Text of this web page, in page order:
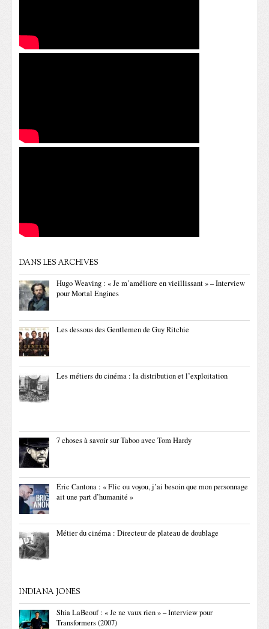
DANS LES ARCHIVES
Hugo Weaving : « Je m’améliore en vieillissant » – Interview
pour Mortal Engines
Les dessous des Gentlemen de Guy Ritchie
Les métiers du cinéma : la distribution et l’exploitation
7 choses à savoir sur Taboo avec Tom Hardy
Éric Cantona : « Flic ou voyou, j’ai besoin que mon personnage
ait une part d’humanité »
Métier du cinéma : Directeur de plateau de doublage
INDIANA JONES
Shia LaBeouf : « Je ne vaux rien » – Interview pour
Transformers (2007)